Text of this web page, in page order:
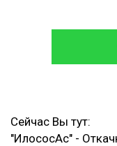
Сейчас Вы тут:
"ИлососАс" -